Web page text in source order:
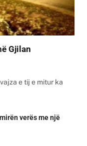
Gjilan
e tij e mitur ka
verës me një